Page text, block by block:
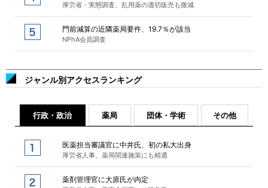
厚労省・実態調査、乱用薬の適切販売も微減
門前減算の近隣薬局要件、19.7％が該当
NPhA会員調査
ジャンル別アクセスランキング
行政・政治 薬局 団体・学術 その他
医薬担当審議官に中井氏、初の私大出身
厚労省人事、薬局関連施策にも精通
薬剤管理官に大原氏が内定